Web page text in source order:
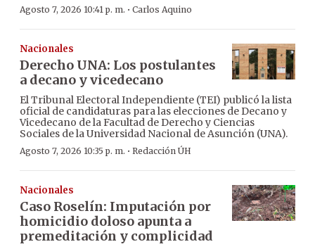
Agosto 7, 2026 10:41 p. m. · Carlos Aquino
Nacionales
Derecho UNA: Los postulantes
a decano y vicedecano
El Tribunal Electoral Independiente (TEI) publicó la lista
oficial de candidaturas para las elecciones de Decano y
Vicedecano de la Facultad de Derecho y Ciencias
Sociales de la Universidad Nacional de Asunción (UNA).
Agosto 7, 2026 10:35 p. m. · Redacción ÚH
Nacionales
Caso Roselín: Imputación por
homicidio doloso apunta a
premeditación y complicidad